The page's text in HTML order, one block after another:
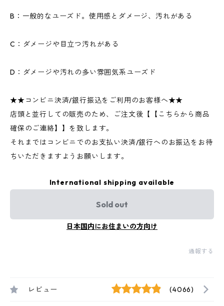
B：一般的なユーズド。使用感とダメージ、汚れがある
C：ダメージや目立つ汚れがある
D：ダメージや汚れの多い雰囲気系ユーズド
★★コンビニ決済/銀行振込をご利用のお客様へ★★
店頭と並行しての販売のため、ご注文後【【こちらから商品
確保のご連絡】】を致します。
それまではコンビニでのお支払い決済/銀行へのお振込をお待
ちいただきますようお願いします。
International shipping available
Sold out
日本国内にお住まいの方向け
通報する
レビュー (4066)